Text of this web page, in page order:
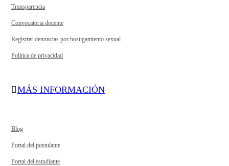
Transparencia
Convocatoria docente
Registrar denuncias por hostigamiento sexual
Política de privacidad
MÁS INFORMACIÓN
Blog
Portal del postulante
Portal del estudiante